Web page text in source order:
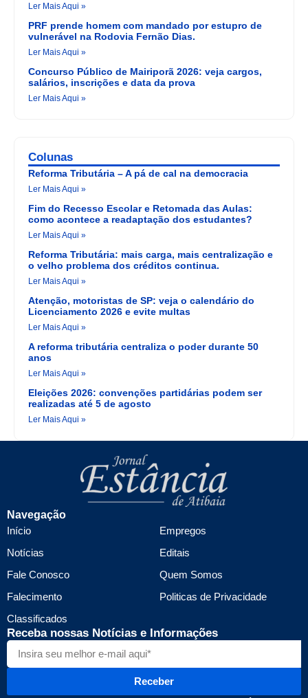
Ler Mais Aqui »
PRF prende homem com mandado por estupro de
vulnerável na Rodovia Fernão Dias.
Ler Mais Aqui »
Concurso Público de Mairiporã 2026: veja cargos,
salários, inscrições e data da prova
Ler Mais Aqui »
Colunas
Reforma Tributária – A pá de cal na democracia
Ler Mais Aqui »
Fim do Recesso Escolar e Retomada das Aulas:
como acontece a readaptação dos estudantes?
Ler Mais Aqui »
Reforma Tributária: mais carga, mais centralização e
o velho problema dos créditos continua.
Ler Mais Aqui »
Atenção, motoristas de SP: veja o calendário do
Licenciamento 2026 e evite multas
Ler Mais Aqui »
A reforma tributária centraliza o poder durante 50
anos
Ler Mais Aqui »
Eleições 2026: convenções partidárias podem ser
realizadas até 5 de agosto
Ler Mais Aqui »
Navegação
Início
Notícias
Fale Conosco
Falecimento
Classificados
Empregos
Editais
Quem Somos
Politicas de Privacidade
Receba nossas Notícias e Informações
Receber